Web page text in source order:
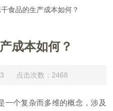
食品的生产成本如何？
成本如何？
点击次数：2468
个复杂而多维的概念，涉及